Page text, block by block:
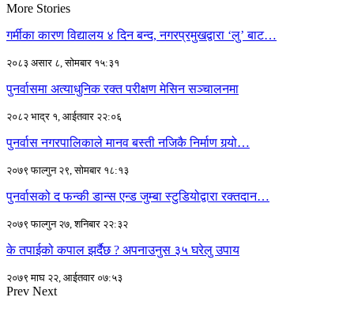
More Stories
गर्मीका कारण विद्यालय ४ दिन बन्द, नगरप्रमुखद्वारा ‘लु’ बाट…
२०८३ असार ८, सोमबार १५:३१
पुनर्वासमा अत्याधुनिक रक्त परीक्षण मेसिन सञ्चालनमा
२०८२ भाद्र १, आईतवार २२:०६
पुनर्वास नगरपालिकाले मानव बस्ती नजिकै निर्माण गर्‍यो…
२०७९ फाल्गुन २९, सोमबार १८:१३
पुनर्वासको द फन्की डान्स एन्ड जुम्बा स्टुडियोद्वारा रक्तदान…
२०७९ फाल्गुन २७, शनिबार २२:३२
के तपाईको कपाल झर्दैछ ? अपनाउनुस ३५ घरेलु उपाय
२०७९ माघ २२, आईतवार ०७:५३
Prev Next